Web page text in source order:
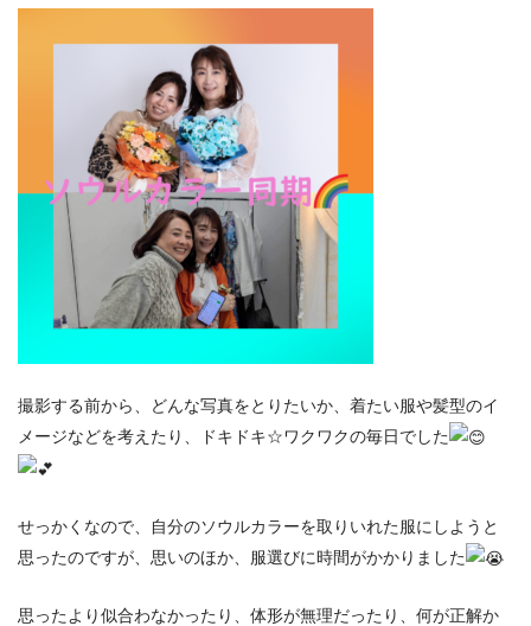
撮影する前から、どんな写真をとりたいか、着たい服や髪型のイ
メージなどを考えたり、ドキドキ☆ワクワクの毎日でした
せっかくなので、自分のソウルカラーを取りいれた服にしようと
思ったのですが、思いのほか、服選びに時間がかかりました
思ったより似合わなかったり、体形が無理だったり、何が正解か